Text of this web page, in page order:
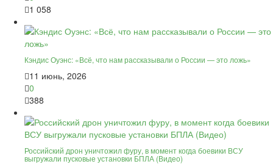
1 058
Кэндис Оуэнс: «Всё, что нам рассказывали о России — это ложь»
11 июнь, 2026
0
388
Российский дрон уничтожил фуру, в момент когда боевики ВСУ
выгружали пусковые установки БПЛА (Видео)